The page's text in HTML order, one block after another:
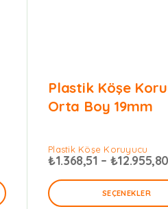
Plastik Köşe
Orta Boy 19mm
Plastik Köşe Koruyucu
₺1.368,51 – ₺12.955,80
SEÇENEKLER